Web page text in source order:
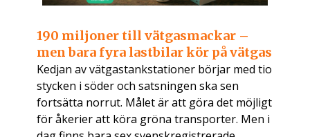
190 miljoner till vätgasmackar –
men bara fyra lastbilar kör på vätgas
Kedjan av vätgastankstationer börjar med tio
stycken i söder och satsningen ska sen
fortsätta norrut. Målet är att göra det möjligt
för åkerier att köra gröna transporter. Men i